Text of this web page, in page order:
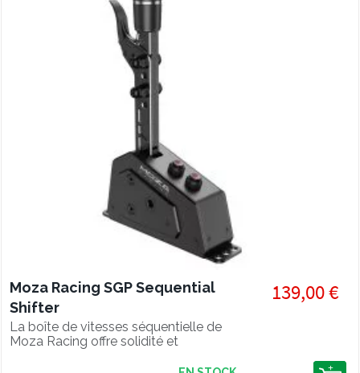
Moza Racing SGP Sequential
Shifter
La boîte de vitesses séquentielle de
Moza Racing offre solidité et
139,00 €